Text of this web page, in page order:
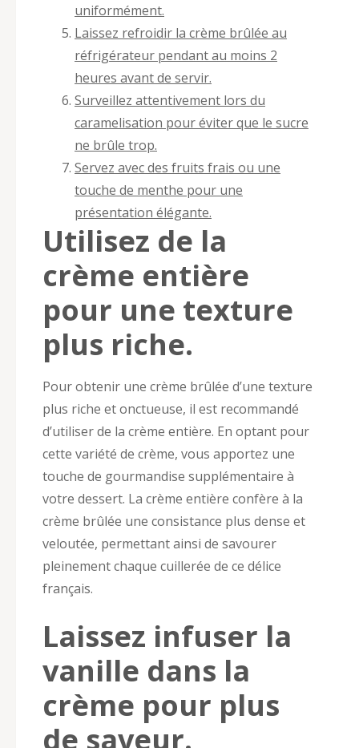
uniformément.
Laissez refroidir la crème brûlée au
réfrigérateur pendant au moins 2
heures avant de servir.
Surveillez attentivement lors du
caramelisation pour éviter que le sucre
ne brûle trop.
Servez avec des fruits frais ou une
touche de menthe pour une
présentation élégante.
Utilisez de la
crème entière
pour une texture
plus riche.
Pour obtenir une crème brûlée d’une texture
plus riche et onctueuse, il est recommandé
d’utiliser de la crème entière. En optant pour
cette variété de crème, vous apportez une
touche de gourmandise supplémentaire à
votre dessert. La crème entière confère à la
crème brûlée une consistance plus dense et
veloutée, permettant ainsi de savourer
pleinement chaque cuillerée de ce délice
français.
Laissez infuser la
vanille dans la
crème pour plus
de saveur.